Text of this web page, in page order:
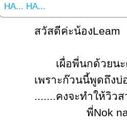
HA... HA...
สวัสดีค่ะน้องLeam
เผื่อพี่นกด้วยนะคะเหยื
เพราะก๊วนนี้พูดถึงบ่อ
.......คงจะทำให้วิวส
พี่Nok